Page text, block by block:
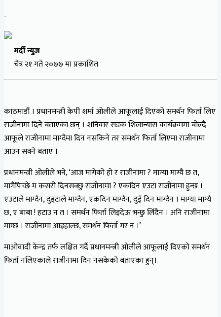
-
मर्दी न्युज
चैत्र २१ गते २०७७ मा प्रकाशित
काठमाडौं । प्रधानमन्त्री केपी शर्मा ओलीले आफूलाई दिएको समर्थन फिर्ता लिए
राजीनामा दिने बताएका छन् । शनिवार सडक शिलान्यास कार्यक्रममा बोल्दै
आफूले राजीनामा माग्दैमा दिन नसकिने तर समर्थन फिर्ता लिएमा राजीनामा
आउन सक्ने बताए ।
प्रधानमन्त्री ओलीले भने, ‘आज मागेको हो र राजीनामा ? माग्या माग्यै छ त,
मागैपिच्छे म कसरी दिनसक्छु राजीनामा ? एकदिन एउटा राजीनामा हुन्छ ।
एउटाले माग्दैन, दुइटाले माग्दैन, एकदिन माग्दैन, दुई दिन माग्दैन । माग्या माग्यै
छ, ए बाबा ! हटाउ न त । समर्थन फिर्ता लिइदेऊ भन्छु लिँदैन । अनि राजीनामा
माग्छ । राजीनामा आइहाल्छ, समर्थन फिर्ता गर न ।’
माओवादी केन्द्र तर्फ लक्षित गर्दै प्रधानमन्त्री ओलीले आफूलाई दिएको समर्थन
फिर्ता नलिएकाले राजीनामा दिन नसकेको बताएका हुन्।